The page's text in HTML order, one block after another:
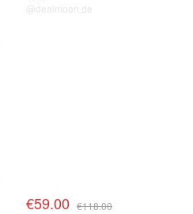
@dealmoon.de
€59.00 €118.00